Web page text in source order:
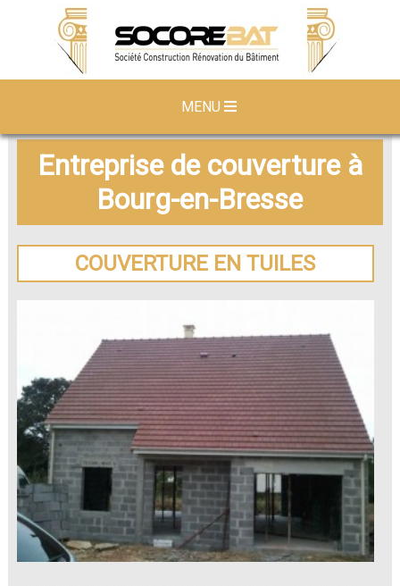
MENU
Entreprise de couverture à
Bourg-en-Bresse
COUVERTURE EN TUILES